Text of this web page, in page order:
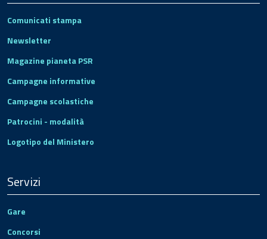
Comunicati stampa
Newsletter
Magazine pianeta PSR
Campagne informative
Campagne scolastiche
Patrocini - modalità
Logotipo del Ministero
Servizi
Gare
Concorsi